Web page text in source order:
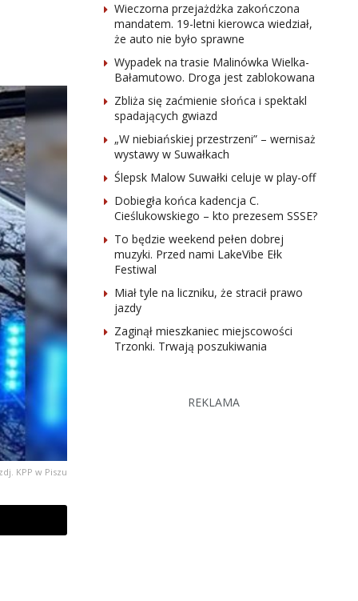
KPP w Piszu
Wieczorna przejażdżka zakończona
mandatem. 19-letni kierowca wiedział,
że auto nie było sprawne
Wypadek na trasie Malinówka Wielka-
Bałamutowo. Droga jest zablokowana
Zbliża się zaćmienie słońca i spektakl
spadających gwiazd
„W niebiańskiej przestrzeni” – wernisaż
wystawy w Suwałkach
Ślepsk Malow Suwałki celuje w play-off
Dobiegła końca kadencja C.
Cieślukowskiego – kto prezesem SSSE?
To będzie weekend pełen dobrej
muzyki. Przed nami LakeVibe Ełk
Festiwal
Miał tyle na liczniku, że stracił prawo
jazdy
Zaginął mieszkaniec miejscowości
Trzonki. Trwają poszukiwania
REKLAMA